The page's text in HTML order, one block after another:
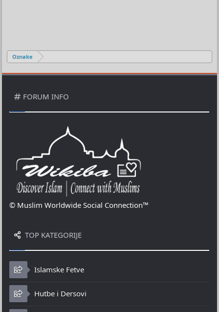
Oznake
FORUM INFO
© Muslim Worldwide Social Connection™
TOP KATEGORIJE
Islamske Fetve
Hutbe i Dersovi